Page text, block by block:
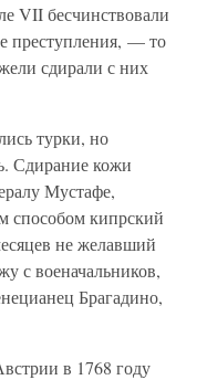
VII бесчинствовали
преступления, — то
сдирали с них
турки, но
Сдирание кожи
Мустафе,
способом кипрский
не желавший
с военачальников,
Брагадино,
в 1768 году